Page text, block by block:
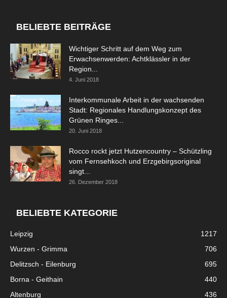
BELIEBTE BEITRÄGE
Wichtiger Schritt auf dem Weg zum
Erwachsenwerden: Achtklässler in der
Region...
4. Juni 2018
Interkommunale Arbeit in der wachsenden
Stadt: Regionales Handlungskonzept des
Grünen Ringes...
20. Juni 2018
Rocco rockt jetzt Hutzencountry – Schützling
vom Fernsehkoch und Erzgebirgsoriginal
singt...
26. Dezember 2018
BELIEBTE KATEGORIE
Leipzig
1217
Wurzen - Grimma
706
Delitzsch - Eilenburg
695
Borna - Geithain
440
Altenburg
436